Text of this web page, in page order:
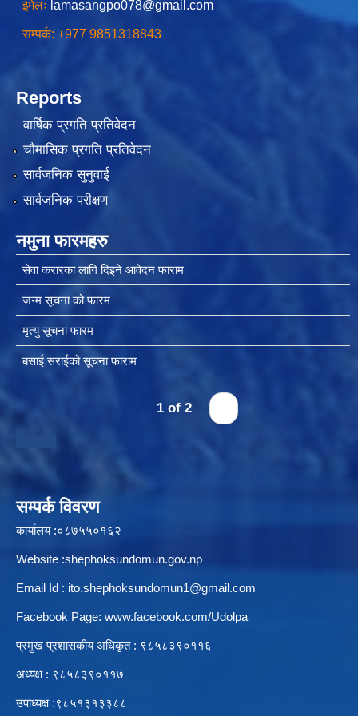
ईमेलः lamasangpo078@gmail.com
सम्पर्क: +977 9851318843
Reports
वार्षिक प्रगति प्रतिवेदन
चौमासिक प्रगति प्रतिवेदन
सार्वजनिक सुनुवाई
सार्वजनिक परीक्षण
नमुना फारमहरु
सेवा करारका लागि दिइने आवेदन फाराम
जन्म सूचना को फारम
मृत्यु सूचना फारम
बसाई सराईको सूचना फाराम
1 of 2
सम्पर्क विवरण
कार्यालय :०८७५५०१६२
Website :shephoksundomun.gov.np
Email Id : ito.shephoksundomun1@gmail.com
Facebook Page: www.facebook.com/Udolpa
प्रमुख प्रशासकीय अधिकृत : ९८५८३९०११६‍
अध्यक्ष : ९८५८३९०११७
उपाध्यक्ष :९८५१३१३३८८